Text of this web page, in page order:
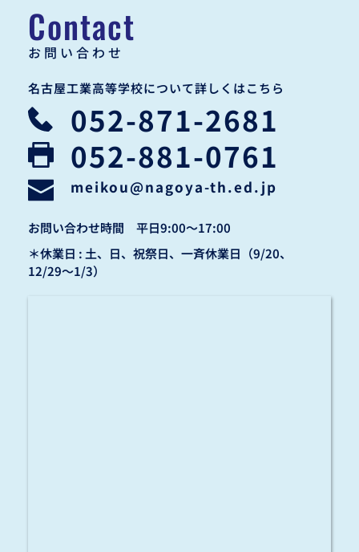
Contact
お問い合わせ
名古屋工業高等学校について詳しくはこちら
052-871-2681
052-881-0761
meikou@nagoya-th.ed.jp
お問い合わせ時間　平日9:00〜17:00
＊休業日 : 土、日、祝祭日、一斉休業日（9/20、
12/29〜1/3）